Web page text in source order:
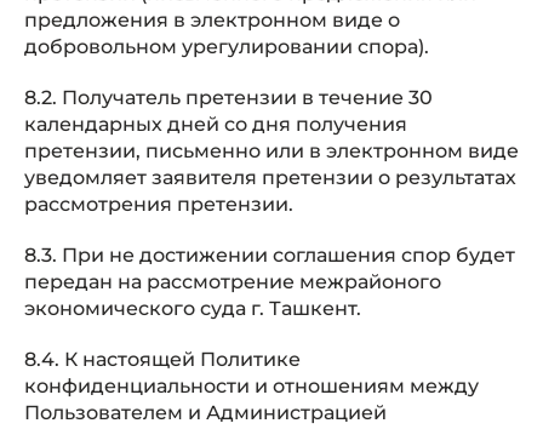
предложения в электронном виде о
добровольном урегулировании спора).
8.2. Получатель претензии в течение 30
календарных дней со дня получения
претензии, письменно или в электронном виде
уведомляет заявителя претензии о результатах
рассмотрения претензии.
8.3. При не достижении соглашения спор будет
передан на рассмотрение межрайоного
экономического суда г. Ташкент.
8.4. К настоящей Политике
конфиденциальности и отношениям между
Пользователем и Администрацией